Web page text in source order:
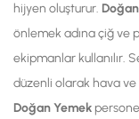
hijyen oluşturur.
önlemek adına çiğ ve
ekipmanlar kullanılır.
düzenli olarak hava
Doğan Yemek